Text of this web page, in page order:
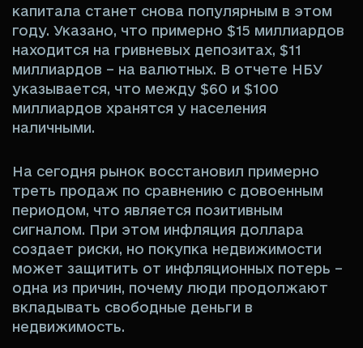
капитала станет снова популярным в этом
году. Указано, что примерно $15 миллиардов
находится на гривневых депозитах, $11
миллиардов – на валютных. В отчете НБУ
указывается, что между $60 и $100
миллиардов хранятся у населения
наличными.
На сегодня рынок восстановил примерно
треть продаж по сравнению с довоенным
периодом, что является позитивным
сигналом. При этом инфляция доллара
создает риски, но покупка недвижимости
может защитить от инфляционных потерь –
одна из причин, почему люди продолжают
вкладывать свободные деньги в
недвижимость.